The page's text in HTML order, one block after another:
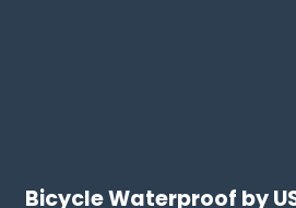
Bicycle Waterproof by